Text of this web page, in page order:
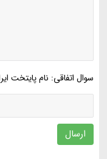
سوال اتفاقی: نام پایتخت
ارسال